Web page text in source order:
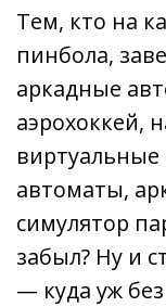
Тем, кто на
пинбола,
аркадные
аэрохоккей,
автоматы,
симулятор
забыл? Ну и
— куда уж